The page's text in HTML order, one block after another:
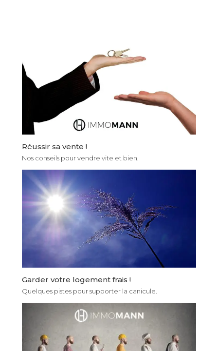
Réussir sa vente !
Nos conseils pour vendre vite et bien.
Garder votre logement frais !
Quelques pistes pour supporter la canicule.